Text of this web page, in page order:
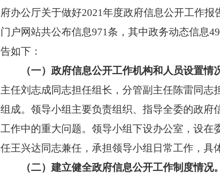
府办公厅关于做好2021年度政府信息公开工作报
门户网站共公布信息971条，其中政务动态信息
告如下：
（一）政府信息公开工作机构和人员设置情
主任刘志成同志担任组长，分管副主任陈雷同志
组成。领导小组主要负责组织、指导全委的政府
工作中的重大问题。领导小组下设办公室，设在
任王兴达同志兼任，承担领导小组日常工作，具
（二）建立健全政府信息公开工作制度情况。